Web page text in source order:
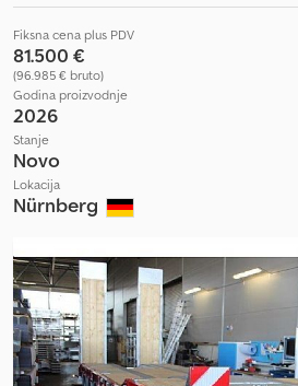
Fiksna cena plus PDV
81.500 €
(96.985 € bruto)
Godina proizvodnje
2026
Stanje
Novo
Lokacija
Nürnberg